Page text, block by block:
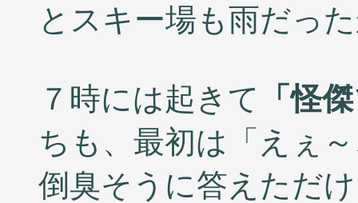
とスキー場も雨だっ
７時には起きて
「怪
ちも、最初は「えぇ
倒臭そうに答えただ